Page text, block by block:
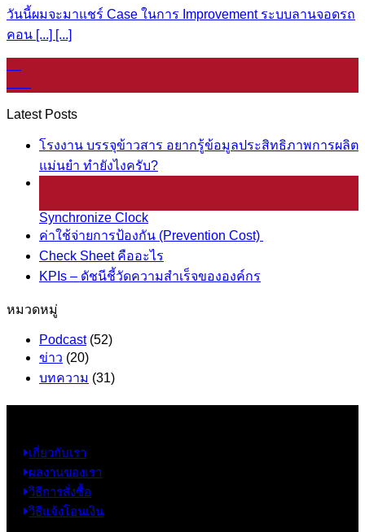
วันนี้ผมจะมาแชร์ Case ในการ Improvement ระบบลานจอดรถ
คอน [...] [...]
Latest Posts
โรงงาน บรรจุข้าวสาร อยากรู้ข้อมูลประสิทธิภาพการผลิต
แม่นยำ ทำยังไงครับ?
Synchronize Clock
ค่าใช้จ่ายการป้องกัน (Prevention Cost)
Check Sheet คืออะไร
KPIs – ดัชนีชี้วัดความสำเร็จขององค์กร
หมวดหมู่
Podcast(52)
ข่าว (20)
บทความ (31)
เกี่ยวกับเรา
ผลงานของเรา
วิธีการสั่งซื้อ
วิธีแจ้งโอนเงิน